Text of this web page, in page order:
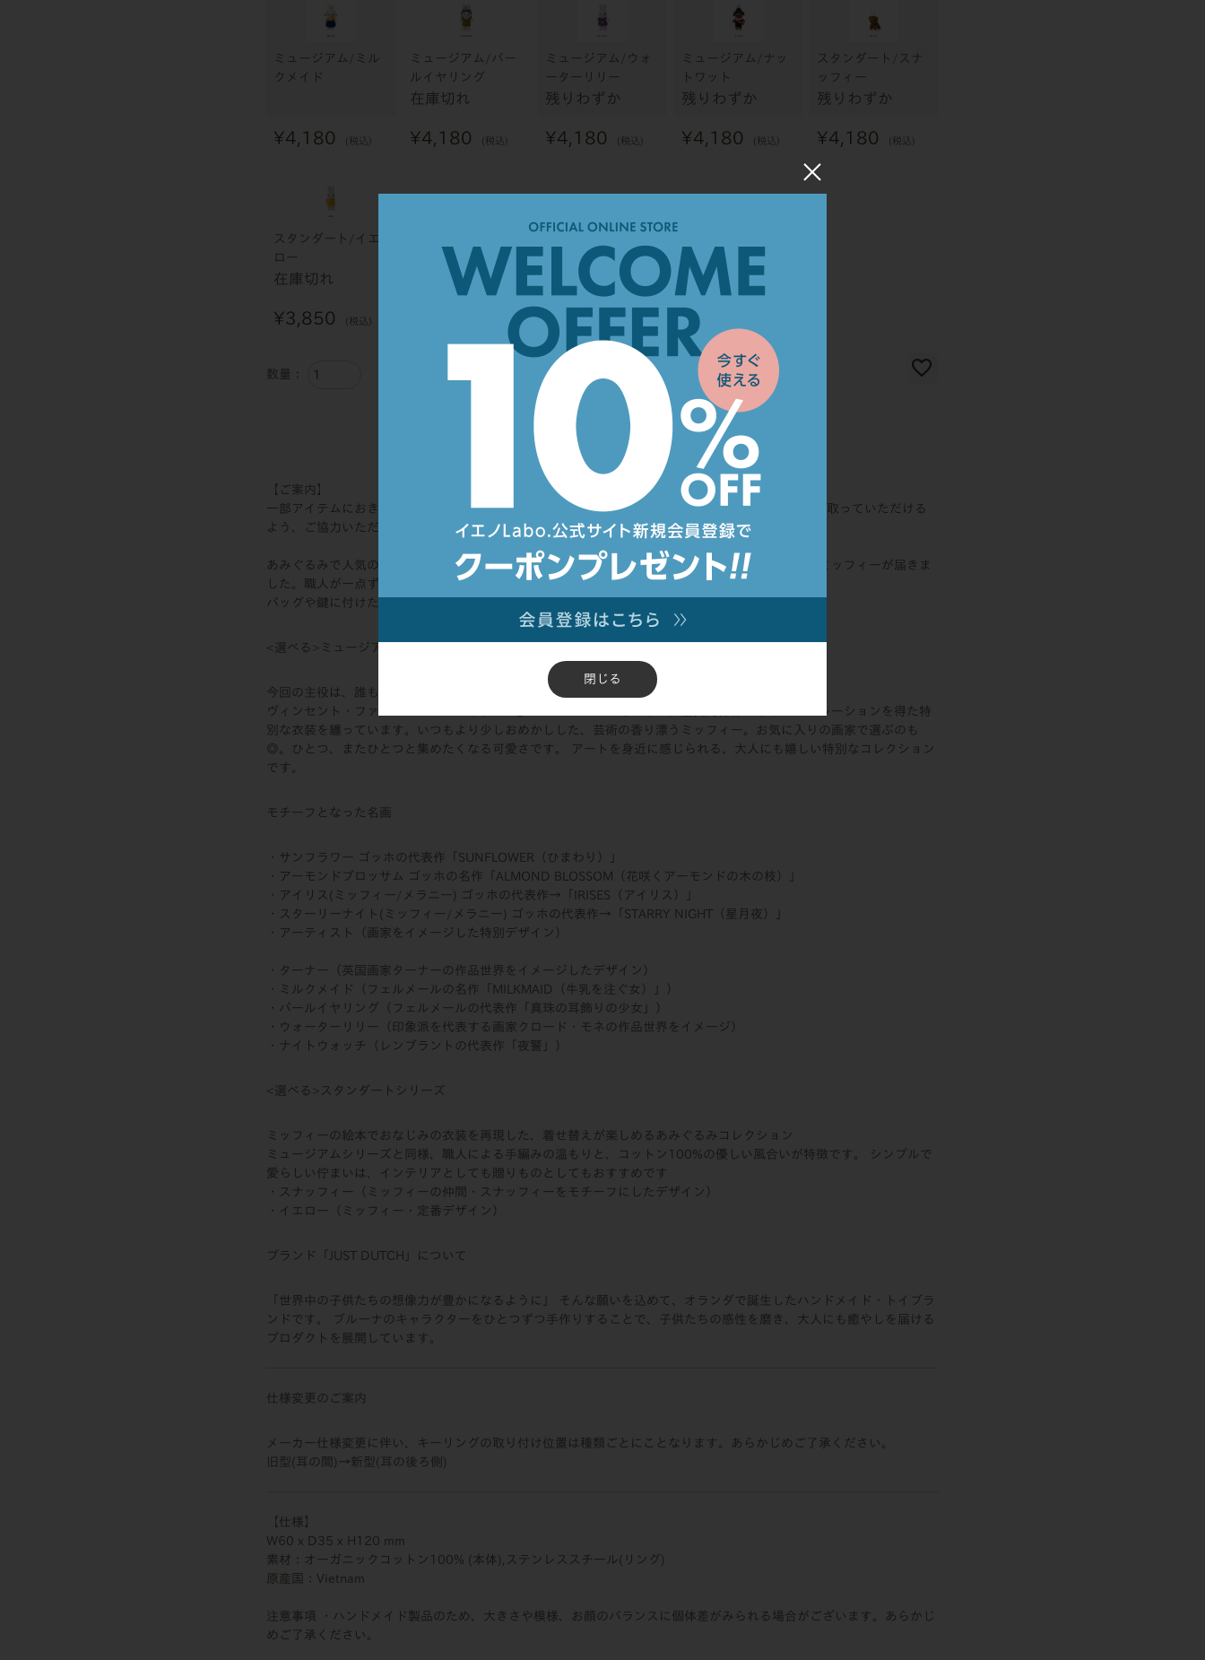
×
閉じる
ミュージアム/ミル
クメイド
¥4,180 税込
ミュージアム/パー
ルイヤリング
在庫切れ
¥4,180 税込
ミュージアム/ウォ
ーターリリー
残りわずか
¥4,180 税込
ミュージアム/ナッ
トワット
残りわずか
¥4,180 税込
スタンダート/スナ
ッフィー
残りわずか
¥4,180 税込
スタンダート/イエ
ロー
在庫切れ
¥3,850 税込
カートに入れる
【ご案内】
一部アイテムにおきまして、お一人様1点までのご購入をお願いしております。多くのお客様に手に取っていただける
よう、ご協力いただけますと幸いです。
あみぐるみで人気のオランダ「JUST DUTCH（ジャストダッチ）」から、手のひらサイズの特別なミッフィーが届きま
した。職人が一点ずつ編み上げた温もりあふれるあみぐるみが、そのまま愛らしいキーハンガーに。
バッグや鍵に付けたり、手のひらに収まる愛らしいサイズ感はお部屋に飾っても◎
<選べる>ミュージアムシリーズ
今回の主役は、誰もが知る有名画家たちとコラボレーションしたミュージアムシリーズ。
ヴィンセント・ファン・ゴッホの『ひまわり』やフェルメールをはじめ、歴史的傑作からインスピレーションを得た特
別な衣装を纏っています。いつもより少しおめかしした、芸術の香り漂うミッフィー。お気に入りの画家で選ぶのも
◎。ひとつ、またひとつと集めたくなる可愛さです。 アートを身近に感じられる、大人にも嬉しい特別なコレクション
です。
モチーフとなった名画
・サンフラワー ゴッホの代表作「SUNFLOWER（ひまわり）」
・アーモンドブロッサム ゴッホの名作「ALMOND BLOSSOM（花咲くアーモンドの木の枝）」
・アイリス(ミッフィー/メラニー) ゴッホの代表作→「IRISES（アイリス）」
・スターリーナイト(ミッフィー/メラニー) ゴッホの代表作→「STARRY NIGHT（星月夜）」
・アーティスト（画家をイメージした特別デザイン）
・ターナー（英国画家ターナーの作品世界をイメージしたデザイン）
・ミルクメイド（フェルメールの名作「MILKMAID（牛乳を注ぐ女）」）
・パールイヤリング（フェルメールの代表作「真珠の耳飾りの少女」）
・ウォーターリリー（印象派を代表する画家クロード・モネの作品世界をイメージ）
・ナイトウォッチ（レンブラントの代表作「夜警」）
<選べる>スタンダートシリーズ
ミッフィーの絵本でおなじみの衣装を再現した、着せ替えが楽しめるあみぐるみコレクション
ミュージアムシリーズと同様、職人による手編みの温もりと、コットン100%の優しい風合いが特徴です。 シンプルで
愛らしい佇まいは、インテリアとしても贈りものとしてもおすすめです
・スナッフィー（ミッフィーの仲間・スナッフィーをモチーフにしたデザイン）
・イエロー（ミッフィー・定番デザイン）
ブランド「JUST DUTCH」について
「世界中の子供たちの想像力が豊かになるように」 そんな願いを込めて、オランダで誕生したハンドメイド・トイブラ
ンドです。 ブルーナのキャラクターをひとつずつ手作りすることで、子供たちの感性を磨き、大人にも癒やしを届ける
プロダクトを展開しています。
仕様変更のご案内
メーカー仕様変更に伴い、キーリングの取り付け位置は種類ごとにことなります。あらかじめご了承ください。
旧型(耳の間)→新型(耳の後ろ側)
【仕様】
W60 x D35 x H120 mm
素材：オーガニックコットン100% (本体),ステンレススチール(リング)
原産国：Vietnam
注意事項 ・ハンドメイド製品のため、大きさや模様、お顔のバランスに個体差がみられる場合がございます。あらかじ
めご了承ください。